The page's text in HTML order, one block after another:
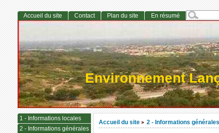
Environnement
Accueil du site > 2 - Informations générales
Accueil du site Contact Plan du site En résumé
1 - Informations locales
2 - Informations générales